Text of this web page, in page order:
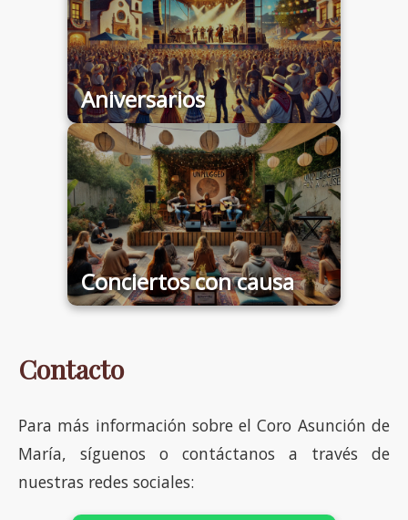
Aniversarios
Conciertos con causa
Contacto
Para más información sobre el Coro Asunción de
María, síguenos o contáctanos a través de
nuestras redes sociales: